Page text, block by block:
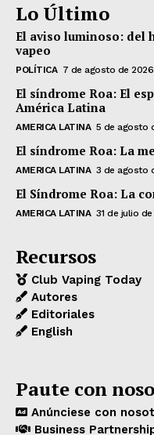
Lo Último
El aviso luminoso: del
vapeo
POLÍTICA 7 de agosto de 2026
El síndrome Roa: El
América Latina
AMERICA LATINA 5 de agosto
El síndrome Roa: La
AMERICA LATINA 3 de agosto
El Síndrome Roa: La
AMERICA LATINA 31 de julio
Recursos
Club Vaping Today
Autores
Editoriales
English
Paute con
Anúnciese con
Business